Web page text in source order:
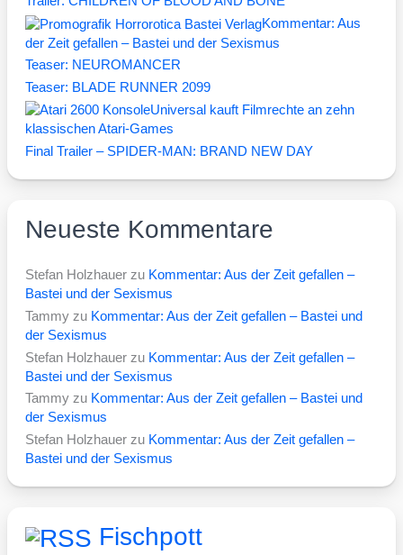
Kommentar: Aus
der Zeit gefallen – Bastei und der Sexismus
Teaser: NEUROMANCER
Teaser: BLADE RUNNER 2099
Universal kauft Filmrechte an zehn
klassischen Atari-Games
Final Trailer – SPIDER-MAN: BRAND NEW DAY
Neueste Kommentare
Stefan Holzhauer zu Kommentar: Aus der Zeit gefallen –
Bastei und der Sexismus
Tammy zu Kommentar: Aus der Zeit gefallen – Bastei und
der Sexismus
Stefan Holzhauer zu Kommentar: Aus der Zeit gefallen –
Bastei und der Sexismus
Tammy zu Kommentar: Aus der Zeit gefallen – Bastei und
der Sexismus
Stefan Holzhauer zu Kommentar: Aus der Zeit gefallen –
Bastei und der Sexismus
Fischpott